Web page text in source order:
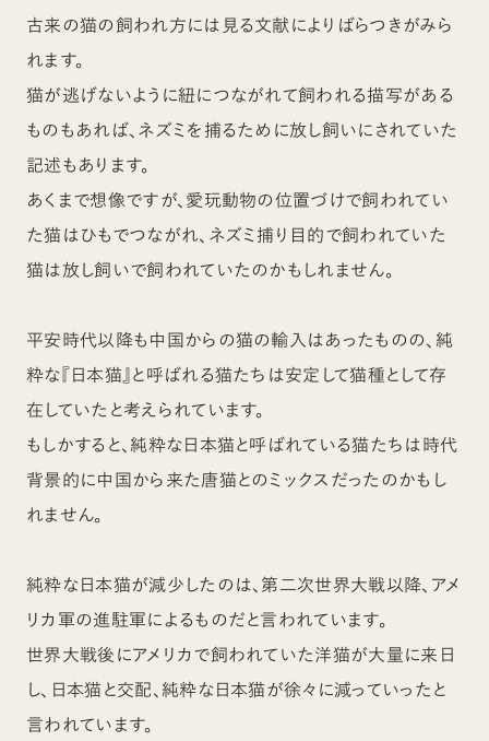
古来の猫の飼われ方には見る文献によりばらつきがみら
れます。
猫が逃げないように紐につながれて飼われる描写がある
ものもあれば、ネズミを捕るために放し飼いにされていた
記述もあります。
あくまで想像ですが、愛玩動物の位置づけで飼われてい
た猫はひもでつながれ、ネズミ捕り目的で飼われていた
猫は放し飼いで飼われていたのかもしれません。
平安時代以降も中国からの猫の輸入はあったものの、純
粋な『日本猫』と呼ばれる猫たちは安定して猫種として存
在していたと考えられています。
もしかすると、純粋な日本猫と呼ばれている猫たちは時代
背景的に中国から来た唐猫とのミックスだったのかもし
れません。
純粋な日本猫が減少したのは、第二次世界大戦以降、アメ
リカ軍の進駐軍によるものだと言われています。
世界大戦後にアメリカで飼われていた洋猫が大量に来日
し、日本猫と交配、純粋な日本猫が徐々に減っていったと
言われています。